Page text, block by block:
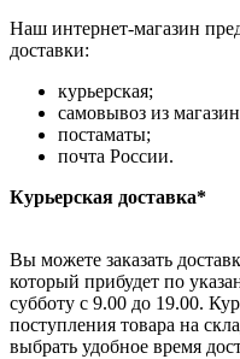
Наш интернет-магазин
доставки:
курьерская;
самовывоз из
постаматы;
почта России.
Курьерская доставка*
Вы можете заказать
который прибудет по
субботу с 9.00 до 19.00.
поступления товара на
выбрать удобное время